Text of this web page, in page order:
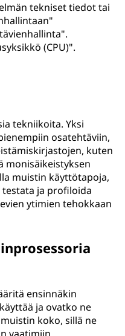
tekniset tiedot tai
(CPU)".
tekniikoita. Yksi
osatehtäviin,
kuten
monisäikeistyksen
muistin käyttötapoja,
ja profiloida
ytimien tehokkaan
ensinnäkin
ja ovatko ne
koko, sillä ne